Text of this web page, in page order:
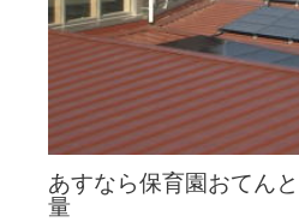
あすなら保育園おてん
量